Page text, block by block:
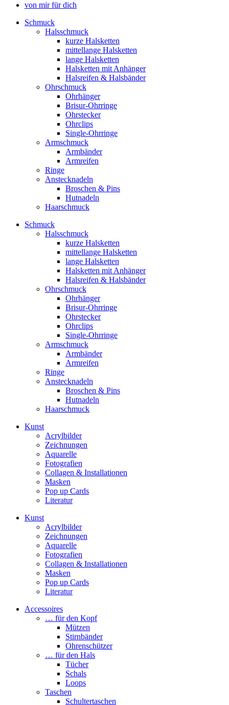
von mir für dich
Schmuck
Halsschmuck
kurze Halsketten
mittellange Halsketten
lange Halsketten
Halsketten mit Anhänger
Halsreifen & Halsbänder
Ohrschmuck
Ohrhänger
Brisur-Ohrringe
Ohrstecker
Ohrclips
Single-Ohrringe
Armschmuck
Armbänder
Armreifen
Ringe
Anstecknadeln
Broschen & Pins
Hutnadeln
Haarschmuck
Schmuck
Halsschmuck
kurze Halsketten
mittellange Halsketten
lange Halsketten
Halsketten mit Anhänger
Halsreifen & Halsbänder
Ohrschmuck
Ohrhänger
Brisur-Ohrringe
Ohrstecker
Ohrclips
Single-Ohrringe
Armschmuck
Armbänder
Armreifen
Ringe
Anstecknadeln
Broschen & Pins
Hutnadeln
Haarschmuck
Kunst
Acrylbilder
Zeichnungen
Aquarelle
Fotografien
Collagen & Installationen
Masken
Pop up Cards
Literatur
Kunst
Acrylbilder
Zeichnungen
Aquarelle
Fotografien
Collagen & Installationen
Masken
Pop up Cards
Literatur
Accessoires
… für den Kopf
Mützen
Stirnbänder
Ohrenschützer
… für den Hals
Tücher
Schals
Loops
Taschen
Schultertaschen